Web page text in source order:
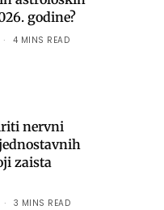
godine?
4 MINS READ
nervni
zaista
3 MINS READ